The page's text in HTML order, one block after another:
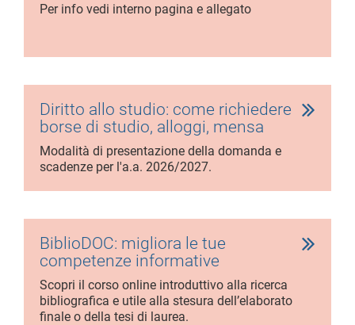
Per info vedi interno pagina e allegato
Diritto allo studio: come richiedere
borse di studio, alloggi, mensa
Modalità di presentazione della domanda e
scadenze per l'a.a. 2026/2027.
BiblioDOC: migliora le tue
competenze informative
Scopri il corso online introduttivo alla ricerca
bibliografica e utile alla stesura dell’elaborato
finale o della tesi di laurea.